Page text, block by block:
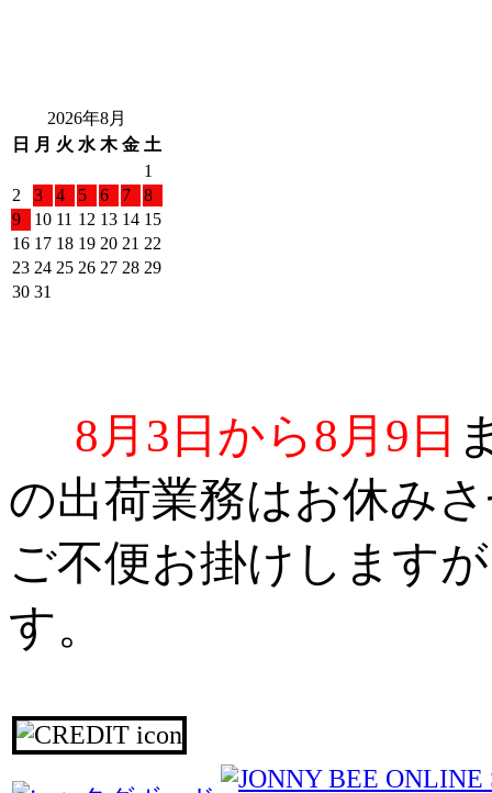
2026年8月
日
月 火 水 木 金 土
1
2
3 4 5 6 7
8
9
10 11 12 13 14 15
16 17 18 19 20 21 22
23 24 25 26 27 28 29
30 31
8月3日から8月9日
の出荷業務はお休み
ご不便お掛けします
す。